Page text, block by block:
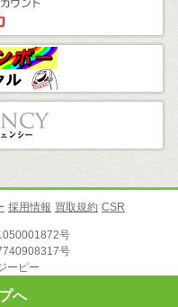
採用情報 買取規約 CSR
号
号
ーピー
へ